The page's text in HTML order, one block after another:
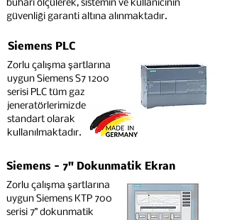
buharı ölçülerek, sistemin ve kullanıcının
güvenliği garanti altına alınmaktadır.
Siemens PLC
Zorlu çalışma şartlarına
uygun Siemens S7 1200
serisi PLC tüm gaz
jeneratörlerimizde
standart olarak
kullanılmaktadır.
Siemens - 7" Dokunmatik Ekran
Zorlu çalışma şartlarına
uygun Siemens KTP 700
serisi 7" dokunmatik